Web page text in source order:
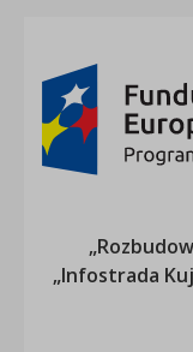
„Infostrada